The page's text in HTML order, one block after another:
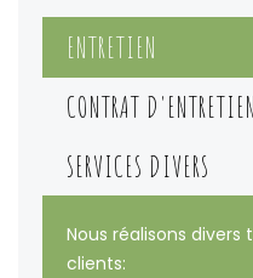
ENTRETIEN
CONTRAT D'ENTRETIEN
SERVICES DIVERS
Nous réalisons
clients: